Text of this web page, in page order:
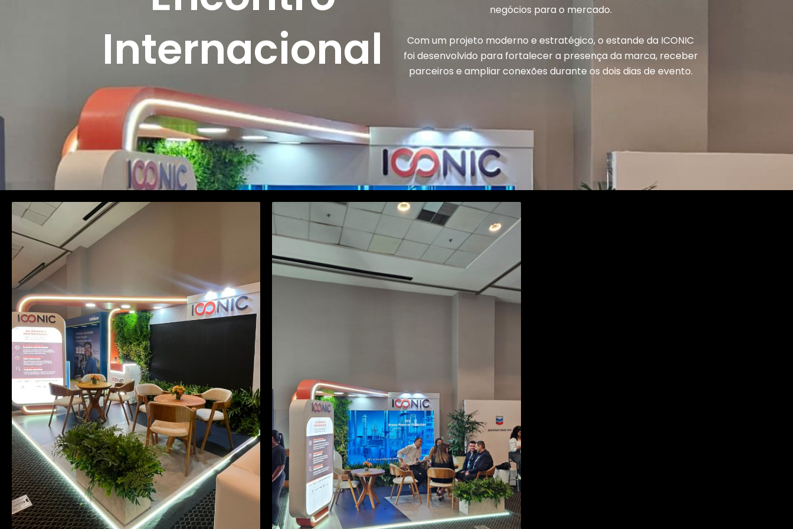
Internacional
negócios para o mercado.
Com um projeto moderno e estratégico, o estande da ICONIC
foi desenvolvido para fortalecer a presença da marca, receber
parceiros e ampliar conexões durante os dois dias de evento.